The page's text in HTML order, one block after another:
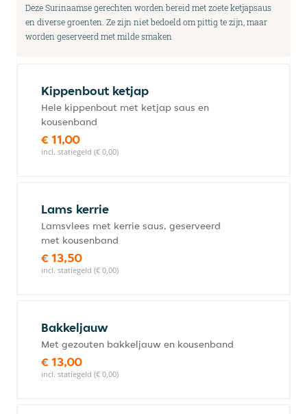
Deze Surinaamse gerechten worden bereid met zoete ketjapsaus
en diverse groenten. Ze zijn niet bedoeld om pittig te zijn, maar
worden geserveerd met milde smaken
Kippenbout ketjap
Hele kippenbout met ketjap saus en
kousenband
€ 11,00
incl. statiegeld (€ 0,00)
Lams kerrie
Lamsvlees met kerrie saus, geserveerd
met kousenband
€ 13,50
incl. statiegeld (€ 0,00)
Bakkeljauw
Met gezouten bakkeljauw en kousenband
€ 13,00
incl. statiegeld (€ 0,00)